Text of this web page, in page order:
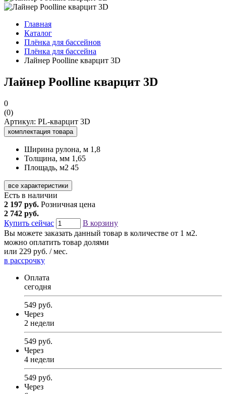
Главная
Каталог
Плёнка для бассейнов
Плёнка для бассейна
Лайнер Poolline кварцит 3D
Лайнер Poolline кварцит 3D
0
(0)
Артикул: PL-кварцит 3D
комплектация товара
Ширина рулона, м 1,8
Толщина, мм 1,65
Площадь, м2 45
все характеристики
Есть в наличии
2 197 руб. Розничная цена
2 742 руб.
Купить сейчас
В корзину
Вы можете заказать данный товар в количестве от 1 м2.
можно оплатить товар долями
или 229 руб. / мес.
в рассрочку
Оплата
сегодня
549 руб.
Через
2 недели
549 руб.
Через
4 недели
549 руб.
Через